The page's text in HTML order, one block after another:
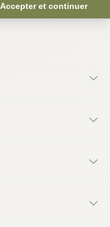
Accepter et continuer